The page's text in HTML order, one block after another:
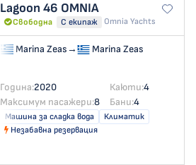
Lagoon 46 OMNIA
Свободна С екипаж Omnia Yachts
Marina Zeas→ Marina Zeas
Година:2020 Каюти:4
Максимум пасажери:8 Бани:4
Машина за сладка вода
Климатик
Незабавна резервация